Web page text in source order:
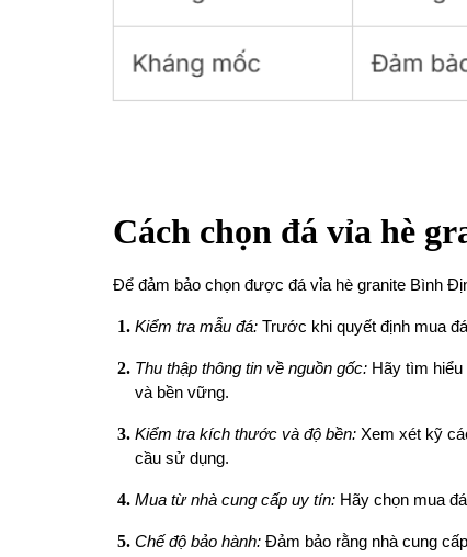
Cách chọn đá vỉa hè
Để đảm bảo chọn được đá vỉa hè granite Bình
Kiểm tra mẫu đá:Trước khi quyết định mua
Thu thập thông tin về nguồn gốc:Hãy tìm hiểu
và bền vững.
Kiểm tra kích thước và độ bền:Xem xét kỹ
cầu sử dụng.
Mua từ nhà cung cấp uy tín:Hãy chọn mua
Chế độ bảo hành:Đảm bảo rằng nhà cung